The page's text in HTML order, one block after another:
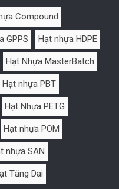
Compound
GPPS Hạt nhựa HDPE
Hạt Nhựa MasterBatch
Hạt nhựa PBT
Hạt Nhựa PETG
Hạt nhựa POM
nhựa SAN
Tăng Dai